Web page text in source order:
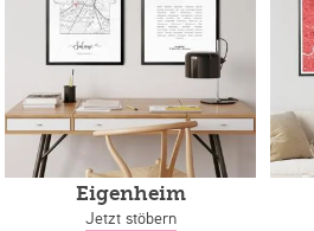
Eigenheim
Jetzt stöbern